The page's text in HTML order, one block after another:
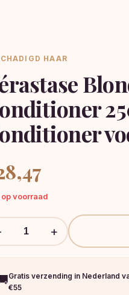
HAAR
op voorraad
+
Gratis verzending in Nederland
€55